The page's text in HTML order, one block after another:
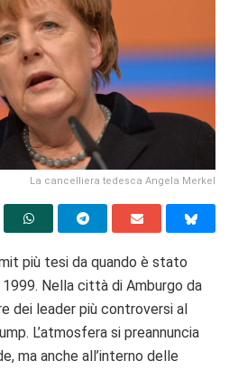
La cancelliera tedesca Angela Merkel
più tesi da quando è stato
Nella città di Amburgo da
dei leader più controversi al
L’atmosfera si preannuncia
ma anche all’interno delle